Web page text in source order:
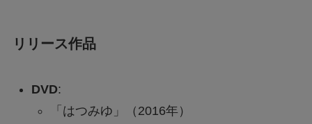
リリース作品
DVD:
「はつみゆ」（2016年）